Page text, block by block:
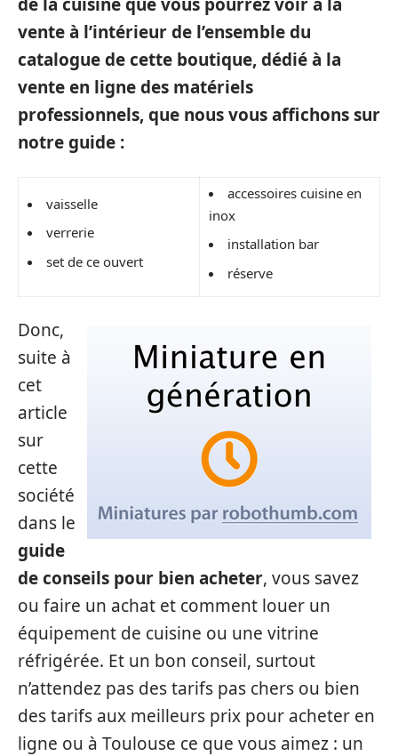
vente à l’intérieur de l’ensemble du
catalogue de cette boutique, dédié à la
vente en ligne des matériels
professionnels, que nous vous affichons sur
notre guide :
vaisselle
verrerie
set de ce ouvert
accessoires cuisine en
inox
installation bar
réserve
Donc,
suite à
cet
article
sur
cette
société
dans le
guide
de conseils pour bien acheter, vous savez
ou faire un achat et comment louer un
équipement de cuisine ou une vitrine
réfrigérée. Et un bon conseil, surtout
n’attendez pas des tarifs pas chers ou bien
des tarifs aux meilleurs prix pour acheter en
ligne ou à Toulouse ce que vous aimez : un